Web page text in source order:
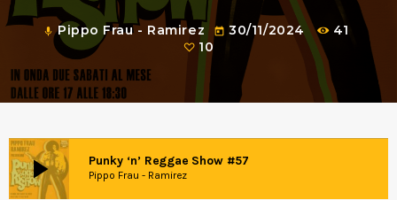
mic Pippo Frau - Ramirez today 30/11/2024
41
10
play_arrow Punky ‘n’ Reggae Show #57
Pippo Frau - Ramirez